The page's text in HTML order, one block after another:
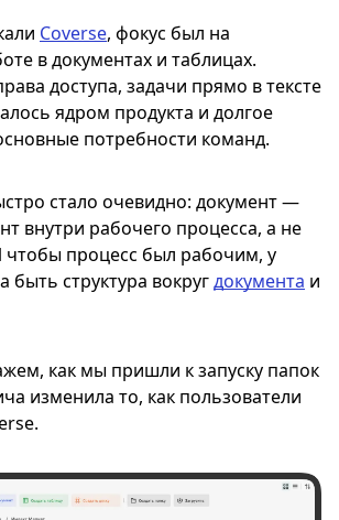
Coverse, фокус был на
в документах и таблицах.
доступа, задачи прямо в тексте
ядром продукта и долгое
потребности команд.
стало очевидно: документ —
внутри рабочего процесса, а не
чтобы процесс был рабочим, у
структура вокругдокумента и
как мы пришли к запуску папок
изменила то, как пользователи